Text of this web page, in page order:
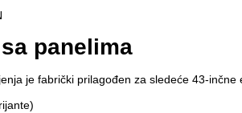
panelima
je fabrički prilagođen za sledeće 43-inčne